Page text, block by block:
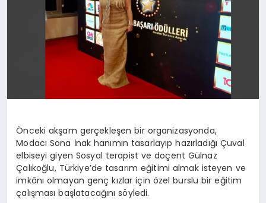
Önceki akşam gerçekleşen bir organizasyonda,
Modacı Sona İnak hanımın tasarlayıp hazırladığı Çuval
elbiseyi giyen Sosyal terapist ve doçent Gülnaz
Çalıkoğlu, Türkiye’de tasarım eğitimi almak isteyen ve
imkânı olmayan genç kızlar için özel burslu bir eğitim
çalışması başlatacağını söyledi.